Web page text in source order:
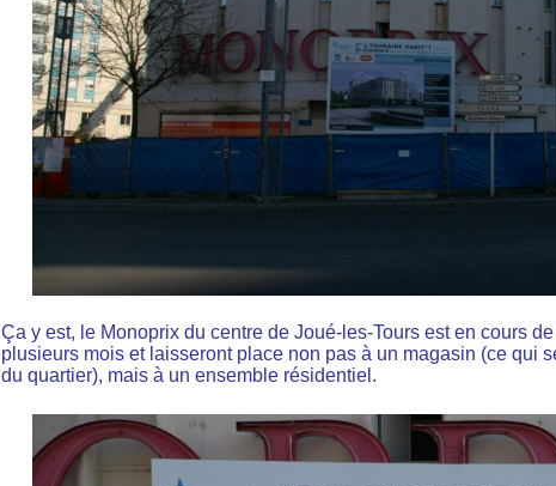
Ça y est, le Monoprix du centre de Joué-les-Tours est en cours
plusieurs mois et laisseront place non pas à un magasin (ce qui
du quartier), mais à un ensemble résidentiel.